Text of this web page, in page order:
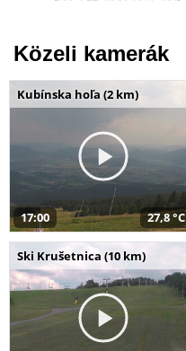
Közeli kamerák
Kubínska hoľa (2 km)
17:00 27,8 °C
Ski Krušetnica (10 km)